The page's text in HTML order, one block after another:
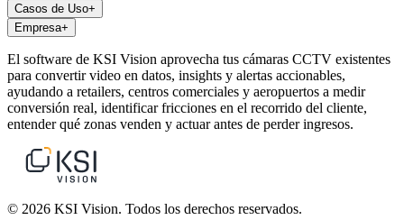
Casos de Uso+
Empresa+
El software de KSI Vision aprovecha tus cámaras CCTV existentes
para convertir video en datos, insights y alertas accionables,
ayudando a retailers, centros comerciales y aeropuertos a medir
conversión real, identificar fricciones en el recorrido del cliente,
entender qué zonas venden y actuar antes de perder ingresos.
© 2026 KSI Vision. Todos los derechos reservados.